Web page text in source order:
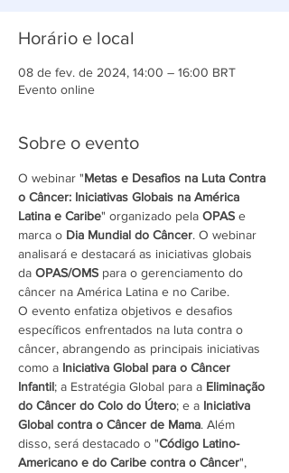
Horário e local
08 de fev. de 2024, 14:00 – 16:00 BRT
Evento online
Sobre o evento
O webinar "Metas e Desafios na Luta Contra
o Câncer: Iniciativas Globais na América
Latina e Caribe" organizado pela OPAS e
marca o Dia Mundial do Câncer. O webinar
analisará e destacará as iniciativas globais
da OPAS/OMS para o gerenciamento do
câncer na América Latina e no Caribe.
O evento enfatiza objetivos e desafios
específicos enfrentados na luta contra o
câncer, abrangendo as principais iniciativas
como a Iniciativa Global para o Câncer
Infantil; a Estratégia Global para a Eliminação
do Câncer do Colo do Útero; e a Iniciativa
Global contra o Câncer de Mama. Além
disso, será destacado o "Código Latino-
Americano e do Caribe contra o Câncer",